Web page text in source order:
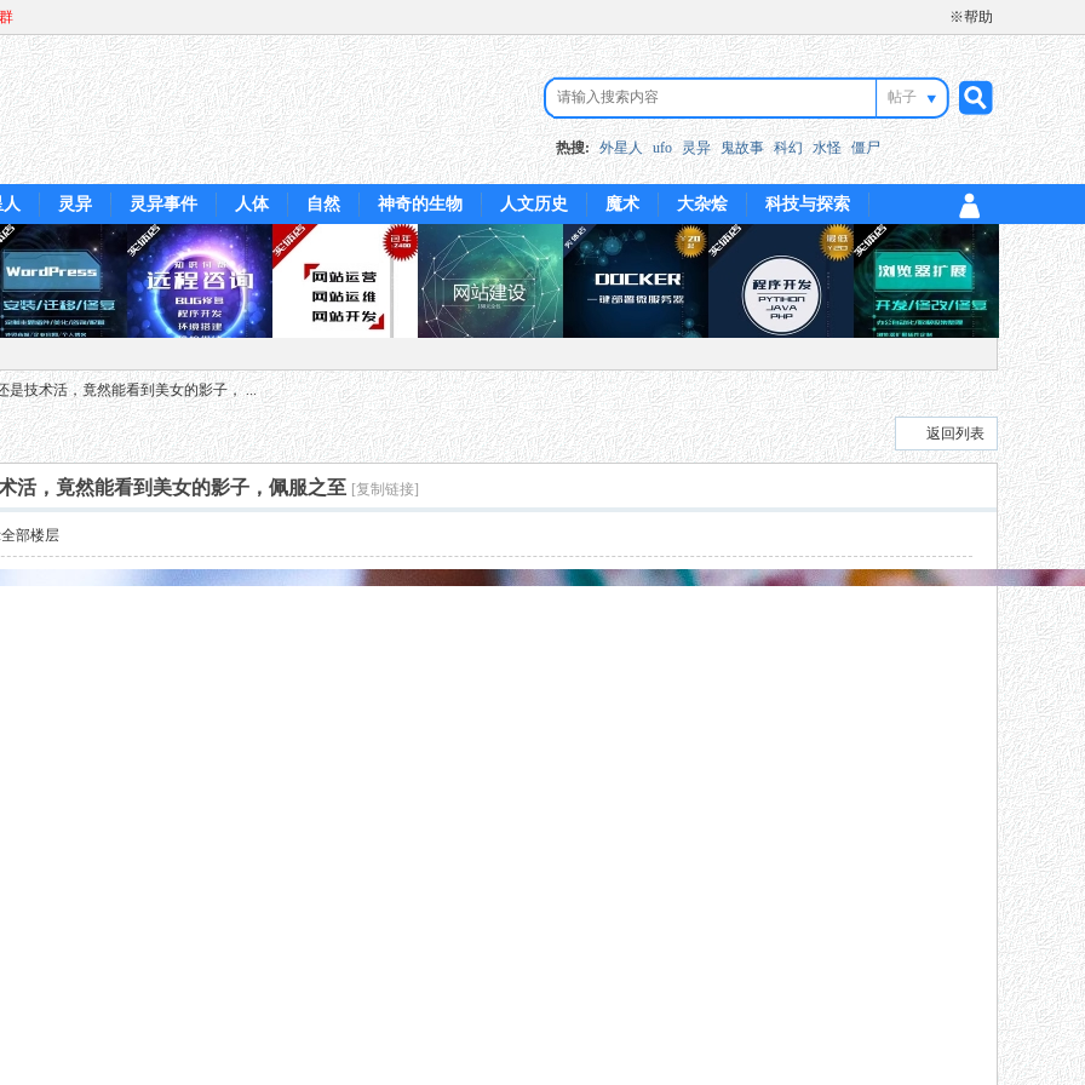
※帮助
帖子
搜
索
热搜: 外星人 ufo 灵异 鬼故事 科幻 水怪 僵尸
灵异 灵异事件 人体 自然 神奇的生物 人文历史 魔术 大杂烩 科技与探索
是技术活，竟然能看到美女的影子， ...
返回列表
活，竟然能看到美女的影子，佩服之至 [复制链接]
部楼层